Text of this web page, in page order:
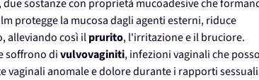
sostanze con proprietà mucoadesive che
protegge la mucosa dagli agenti esterni, riduce
alleviando così ilprurito, l'irritazione e il bruciore.
soffrono divulvovaginiti, infezioni vaginali che
vaginali anomale e dolore durante i rapporti